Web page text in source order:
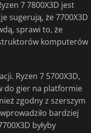
7 7800X3D jest
sugerują, że 7700X3D
sprawi to, że
komputerów
Ryzen 7 5700X3D,
do gier na platformie
zgodny z szerszym
bardziej
byłyby